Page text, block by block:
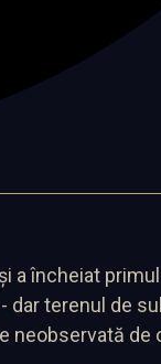
a încheiat
terenul de
neobservată